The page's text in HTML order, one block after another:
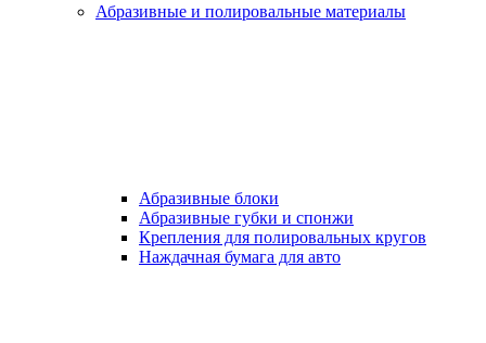
Абразивные и полировальные материалы
Абразивные блоки
Абразивные губки и спонжи
Крепления для полировальных кругов
Наждачная бумага для авто